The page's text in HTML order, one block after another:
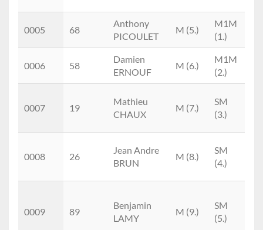
0005 68
Anthony
PICOULET
M (5.)
M1M
(1.)
0006 58
Damien
ERNOUF
M (6.)
M1M
(2.)
0007 19
Mathieu
CHAUX
M (7.)
SM
(3.)
0008 26
Jean Andre
BRUN
M (8.)
SM
(4.)
0009 89
Benjamin
LAMY
M (9.)
SM
(5.)